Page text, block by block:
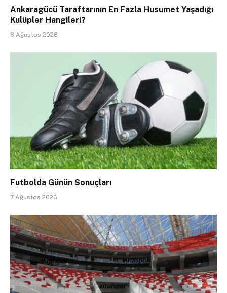
Ankaragücü Taraftarının En Fazla Husumet Yaşadığı
Kulüpler Hangileri?
8 Ağustos 2026
Futbolda Günün Sonuçları
7 Ağustos 2026